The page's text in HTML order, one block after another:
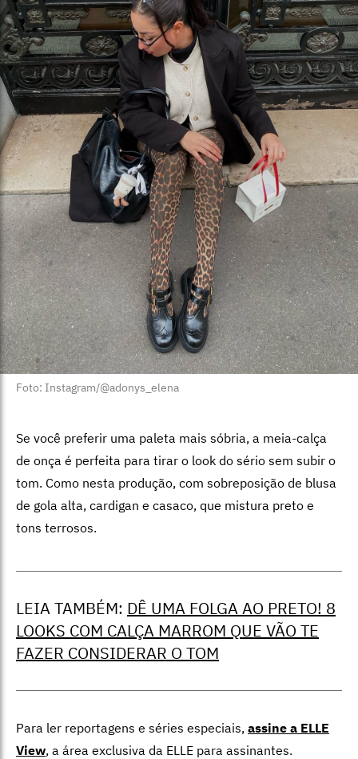
Foto: Instagram/@adonys_elena
Se você preferir uma paleta mais sóbria, a meia-calça
de onça é perfeita para tirar o look do sério sem subir o
tom. Como nesta produção, com sobreposição de blusa
de gola alta, cardigan e casaco, que mistura preto e
tons terrosos.
LEIA TAMBÉM: DÊ UMA FOLGA AO PRETO! 8
LOOKS COM CALÇA MARROM QUE VÃO TE
FAZER CONSIDERAR O TOM
Para ler reportagens e séries especiais, assine a ELLE
View, a área exclusiva da ELLE para assinantes.